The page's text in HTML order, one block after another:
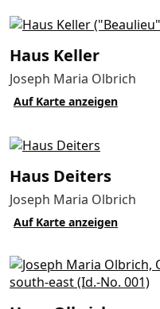
Haus Keller
Joseph Maria Olbrich
Auf Karte anzeigen
Haus Deiters
Joseph Maria Olbrich
Auf Karte anzeigen